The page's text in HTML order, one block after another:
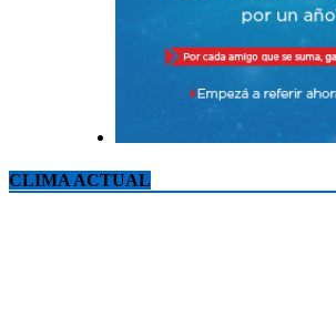
CLIMA ACTUAL